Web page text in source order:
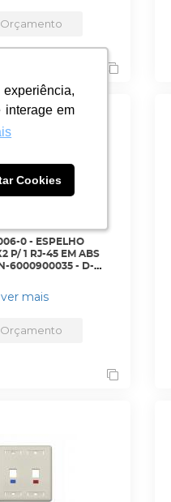
interage em
Cookies
interage em
Cookies
Orçamento
0 - ESPELHO
P/ 1 RJ-45 EM ABS
6000900035 - D-
ver mais
Orçamento